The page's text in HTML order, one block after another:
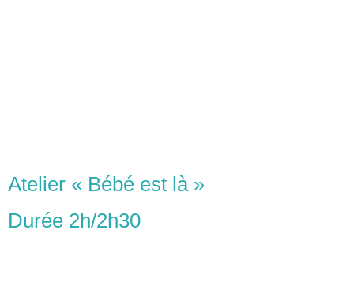
Atelier « Bébé est là »
Durée 2h/2h30